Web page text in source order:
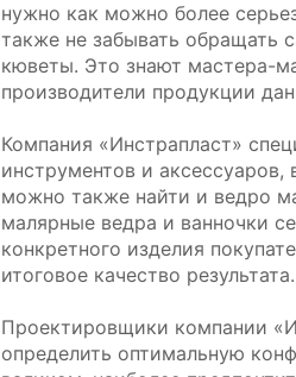
нужно как можно более
также не забывать обращать
кюветы. Это знают мастера-
производители продукции
Компания «Инстрапласт»
инструментов и
можно также найти и ведро
малярные ведра и ванночки
конкретного изделия
итоговое качество результата.
Проектировщики компании
определить оптимальную